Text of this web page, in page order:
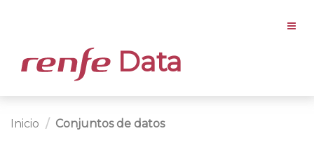
Data
Inicio Conjuntos de datos